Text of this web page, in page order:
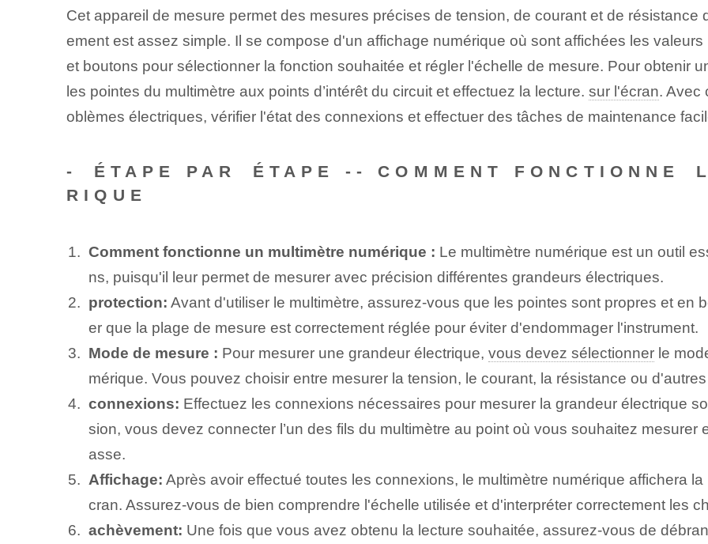
Cet appareil de mesure permet des mesures précises de tension, de courant et de
ement est assez simple. Il se compose d'un affichage numérique où sont affichées les
et boutons pour sélectionner la fonction souhaitée et régler l'échelle de mesure. Pour obtenir
les pointes du multimètre aux points d’intérêt du circuit et effectuez la lecture. sur l'écran. Avec
oblèmes électriques, vérifier l'état des connexions et effectuer des tâches de maintenance
-⁣ ÉTAPE ‍PAR⁣ ÉTAPE -- COMMENT FONCTIONNE⁤
RIQUE
Comment fonctionne un multimètre numérique : Le multimètre numérique ‍est⁤ un outil
ns, ⁣puisqu'il⁢ leur permet de mesurer avec précision différentes⁣ grandeurs électriques.
protection: Avant d'utiliser le multimètre, assurez-vous que les pointes sont propres et en
er que la plage de mesure est correctement réglée pour éviter d'endommager l'instrument.
Mode de mesure : Pour mesurer une grandeur électrique, vous devez sélectionnerle
mérique. Vous pouvez choisir entre mesurer la tension, le courant, la résistance ou
connexions: ‍Effectuez les connexions nécessaires pour mesurer la grandeur électrique
sion, vous devez connecter l’un des fils du multimètre au point où vous souhaitez mesurer
asse.
Affichage: Après avoir effectué toutes les connexions, le multimètre numérique affichera
cran. Assurez-vous de bien comprendre l'échelle utilisée et d'interpréter correctement les
achèvement: Une fois que vous avez obtenu la lecture souhaitée, assurez-vous de